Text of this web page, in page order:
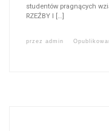
studentów pragnących
RZEŹBY I […]
przezadmin